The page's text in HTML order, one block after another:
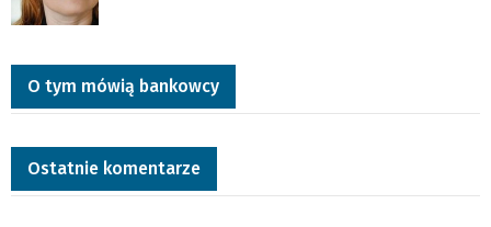
O tym mówią bankowcy
Ostatnie komentarze